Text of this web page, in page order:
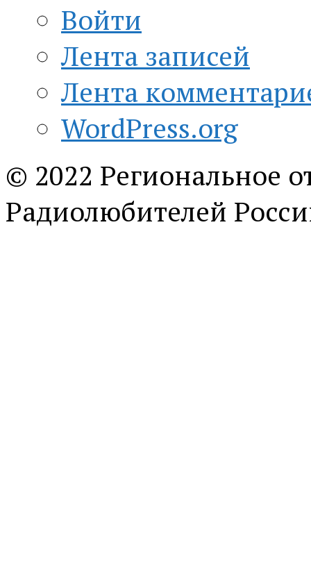
Войти
Лента записей
Лента
WordPress.org
© 2022 Региональное
Радиолюбителей